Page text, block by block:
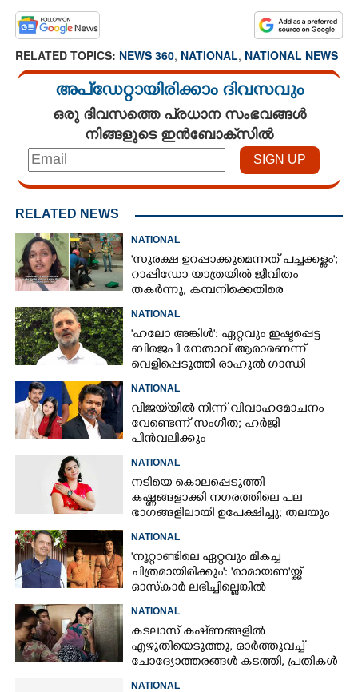
RELATED TOPICS: NEWS 360, NATIONAL, NATIONAL NEWS
അപ്ഡേറ്റായിരിക്കാം ദിവസവും
ഒരു ദിവസത്തെ പ്രധാന സംഭവങ്ങൾ
നിങ്ങളുടെ ഇൻബോക്സിൽ
RELATED NEWS
NATIONAL
'സുരക്ഷ ഉറപ്പാക്കുമെന്നത് പച്ചക്കള്ളം';
റാപ്പിഡോ യാത്രയിൽ ജീവിതം
തകർന്നു, കമ്പനിക്കെതിരെ
പരാതിയുമായി യുവതി
NATIONAL
'ഹലോ അങ്കിൾ': ഏറ്റവും ഇഷ്ടപ്പെട്ട
ബിജെപി നേതാവ് ആരാണെന്ന്
വെളിപ്പെടുത്തി രാഹുൽ ഗാന്ധി
NATIONAL
വിജയ്‌യിൽ നിന്ന് വിവാഹമോചനം
വേണ്ടെന്ന് സംഗീത; ഹർജി
പിൻവലിക്കും
NATIONAL
നടിയെ കൊലപ്പെടുത്തി
കഷ്ണങ്ങളാക്കി നഗരത്തിലെ പല
ഭാഗങ്ങളിലായി ഉപേക്ഷിച്ചു; തലയും
കയ്യും കണ്ടെത്താനാകാതെ പൊലീസ്
NATIONAL
'നൂറ്റാണ്ടിലെ ഏറ്റവും മികച്ച
ചിത്രമായിരിക്കും': 'രാമായണ'യ്ക്ക്
ഓസ്കാ‌ർ ലഭിച്ചില്ലെങ്കിൽ
നിരാശനാകുമെന്ന് ദേവേന്ദ്ര
ഫഡ്നാവിസ്
NATIONAL
കടലാസ് കഷ്‌ണങ്ങളിൽ
എഴുതിയെടുത്തു, ഓർത്തുവച്ച്
ചോദ്യോത്തരങ്ങൾ കടത്തി, പ്രതികൾ
നീറ്റ് ചോദ്യപേപ്പർ കടത്തിയതിങ്ങനെ
NATIONAL